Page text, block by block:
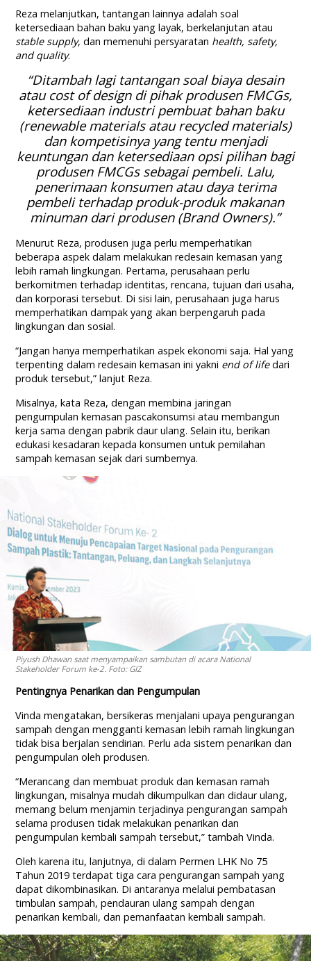
Reza melanjutkan, tantangan lainnya adalah soal
ketersediaan bahan baku yang layak, berkelanjutan atau
stable supply, dan memenuhi persyaratan health, safety,
and quality.
“Ditambah lagi tantangan soal biaya desain
atau cost of designdi pihak produsen FMCGs,
ketersediaan industri pembuat bahan baku
(renewable materials atau recycled materials)
dan kompetisinya yang tentu menjadi
keuntungan dan ketersediaan opsi pilihan bagi
produsen FMCGs sebagai pembeli. Lalu,
penerimaan konsumen atau daya terima
pembeli terhadap produk-produk makanan
minuman dari produsen (Brand Owners).”
Menurut Reza, produsen juga perlu memperhatikan
beberapa aspek dalam melakukan redesain kemasan yang
lebih ramah lingkungan. Pertama, perusahaan perlu
berkomitmen terhadap identitas, rencana, tujuan dari usaha,
dan korporasi tersebut. Di sisi lain, perusahaan juga harus
memperhatikan dampak yang akan berpengaruh pada
lingkungan dan sosial.
“Jangan hanya memperhatikan aspek ekonomi saja. Hal yang
terpenting dalam redesain kemasan ini yakni end of lifedari
produk tersebut,” lanjut Reza.
Misalnya, kata Reza, dengan membina jaringan
pengumpulan kemasan pascakonsumsi atau membangun
kerja sama dengan pabrik daur ulang. Selain itu, berikan
edukasi kesadaran kepada konsumen untuk pemilahan
sampah kemasan sejak dari sumbernya.
Piyush Dhawan saat menyampaikan sambutan di acara National
Stakeholder Forum ke-2. Foto: GIZ
Pentingnya Penarikan dan Pengumpulan
Vinda mengatakan, bersikeras menjalani upaya pengurangan
sampah dengan mengganti kemasan lebih ramah lingkungan
tidak bisa berjalan sendirian. Perlu ada sistem penarikan dan
pengumpulan oleh produsen.
“Merancang dan membuat produk dan kemasan ramah
lingkungan, misalnya mudah dikumpulkan dan didaur ulang,
memang belum menjamin terjadinya pengurangan sampah
selama produsen tidak melakukan penarikan dan
pengumpulan kembali sampah tersebut,” tambah Vinda.
Oleh karena itu, lanjutnya, di dalam Permen LHK No 75
Tahun 2019 terdapat tiga cara pengurangan sampah yang
dapat dikombinasikan. Di antaranya melalui pembatasan
timbulan sampah, pendauran ulang sampah dengan
penarikan kembali, dan pemanfaatan kembali sampah.